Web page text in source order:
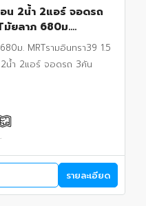
น 2น้ำ 2แอร์ จอดรถ
มัยลาภ 680ม.
วน์เฮาส์ 2 ชั้น
ม. MRTรามอินทรา39 1.5
น้ำ 2แอร์ จอดรถ 3คัน
รายละเอียด